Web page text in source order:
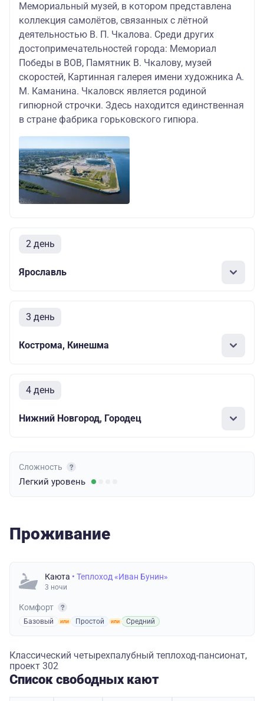
Мемориальный музей, в котором представлена
коллекция самолётов, связанных с лётной
деятельностью В. П. Чкалова. Среди других
достопримечательностей города: Мемориал
Победы в ВОВ, Памятник В. Чкалову, музей
скоростей, Картинная галерея имени художника А.
М. Каманина. Чкаловск является родиной
гипюрной строчки. Здесь находится единственная
в стране фабрика горьковского гипюра.
2 день
Ярославль
3 день
Кострома, Кинешма
4 день
Нижний Новгород, Городец
Сложность
Легкий уровень
Проживание
Каюта • Теплоход «Иван Бунин»
3 ночи
Комфорт
Базовый Простой Средний
Классический четырехпалубный теплоход-пансионат,
проект 302
Список свободных кают